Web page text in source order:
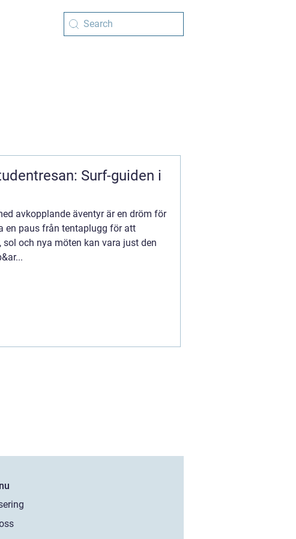
Surf-guiden i
avkopplande äventyr är en dröm för
en paus från tentaplugg för att
och nya möten kan vara just den